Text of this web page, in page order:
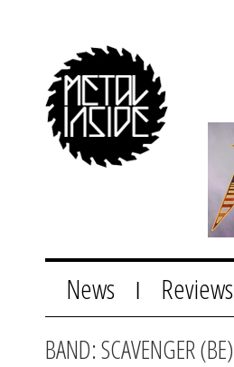
News Reviews
BAND: SCAVENGER (BE)